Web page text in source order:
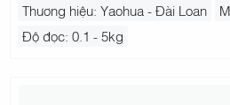
Thương hiệu: Yaohua - Đài Loan
Độ đọc: 0.1 - 5kg